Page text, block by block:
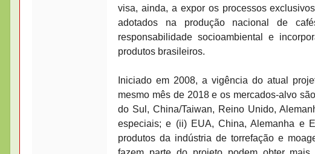
visa, ainda, a expor os processos
adotados na produção nacional de
responsabilidade socioambiental e
produtos brasileiros.
Iniciado em 2008, a vigência do atual
mesmo mês de 2018 e os mercados-alvo
do Sul, China/Taiwan, Reino Unido,
especiais; e (ii) EUA, China, Alemanha e
produtos da indústria de torrefação e